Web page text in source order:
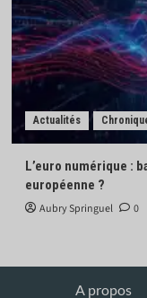
Actualités
L’euro numérique :
européenne ?
Aubry Springuel 0
A propos